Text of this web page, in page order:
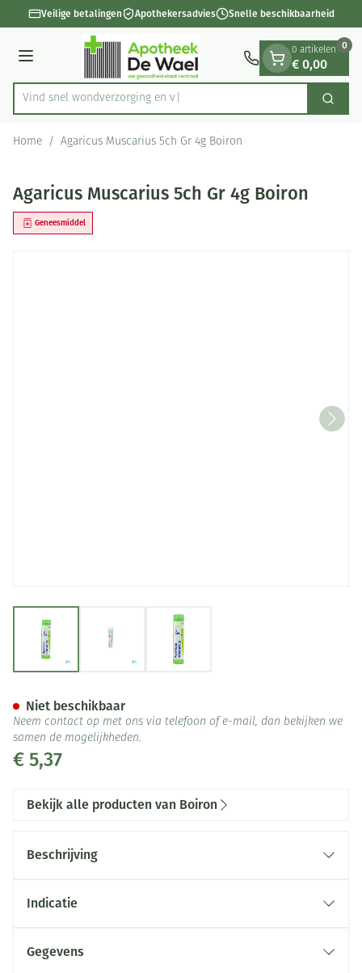
Ga naar de inhoud
1 van 1Veilige betalingen Apothekersadvies Snelle beschikbaarheid
Menu
Product, merk, categorie...
Vind snel wondverzorgi Zoek
0 artikelen
€ 0,00
0
Home / Agaricus Muscarius 5ch Gr 4g Boiron
Agaricus Muscarius 5ch Gr 4g Boiron
Geneesmiddel
View larger imageView larger image
€ 5,37
Niet beschikbaar
Neem contact op met ons via telefoon of e-mail, dan bekijken we
samen de mogelijkheden.
Bekijk alle producten van Boiron
Beschrijving
Indicatie
Gegevens